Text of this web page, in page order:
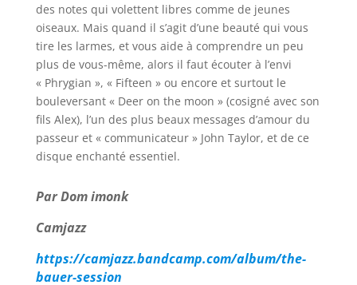
des notes qui volettent libres comme de jeunes
oiseaux. Mais quand il s’agit d’une beauté qui vous
tire les larmes, et vous aide à comprendre un peu
plus de vous-même, alors il faut écouter à l’envi
« Phrygian », « Fifteen » ou encore et surtout le
bouleversant « Deer on the moon » (cosigné avec son
fils Alex), l’un des plus beaux messages d’amour du
passeur et « communicateur » John Taylor, et de ce
disque enchanté essentiel.
Par Dom imonk
Camjazz
https://camjazz.bandcamp.com/album/the-
bauer-session